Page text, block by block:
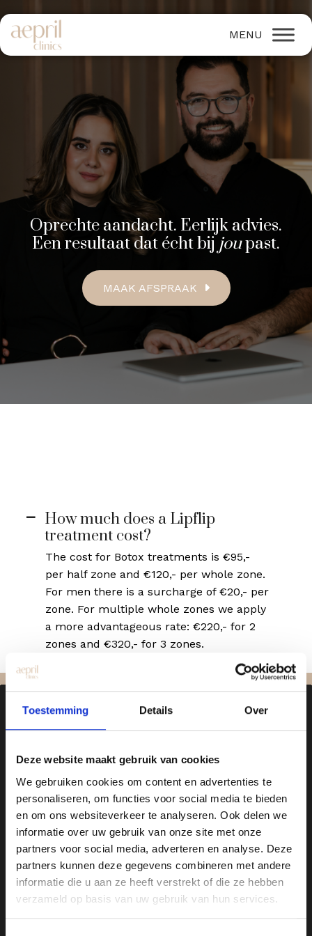
Toestemming Details Over
Deze website maakt gebruik van cookies
We gebruiken cookies om content en advertenties te
personaliseren, om functies voor social media te bieden
en om ons websiteverkeer te analyseren. Ook delen we
informatie over uw gebruik van onze site met onze
partners voor social media, adverteren en analyse. Deze
partners kunnen deze gegevens combineren met andere
informatie die u aan ze heeft verstrekt of die ze hebben
verzameld op basis van uw gebruik van hun services.
Oprechte aandacht. Eerlijk advies.
Een resultaat dat écht bij joupast.
MAAK AFSPRAAK
A
How much does a Lipflip
treatment cost?
The cost for Botox treatments is €95,-
per half zone and €120,- per whole zone.
For men there is a surcharge of €20,- per
zone. For multiple whole zones we apply
a more advantageous rate: €220,- for 2
zones and €320,- for 3 zones.
Clinic Hengelo
Drienerstraat 41
Amsterdamsestraatweg 717-719